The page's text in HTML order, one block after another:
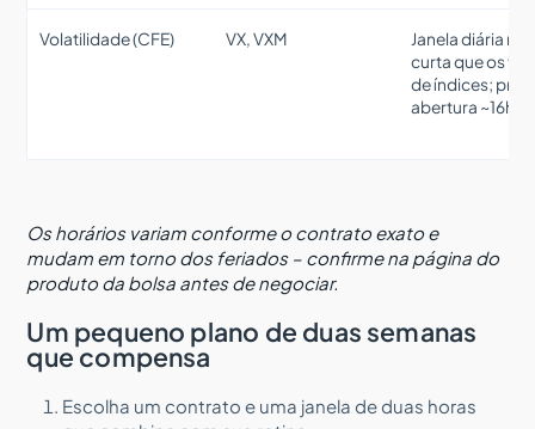
Volatilidade (CFE) VX, VXM
Janela diária
curta que os
de índices; pré-
abertura
Os horários variam conforme o contrato exato e
mudam em torno dos feriados – confirme na página do
produto da bolsa antes de negociar.
Um pequeno plano de duas semanas
que compensa
Escolha um contrato e uma janela de duas horas